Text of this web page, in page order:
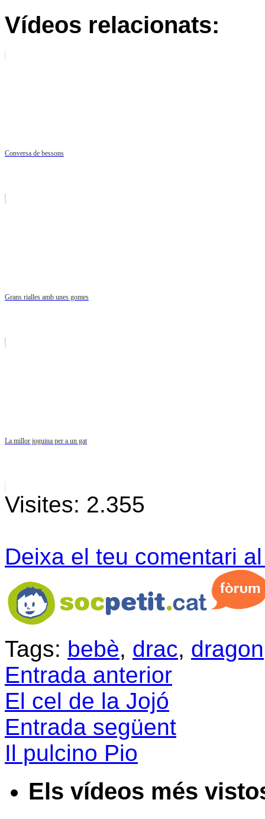
Vídeos relacionats:
Conversa de bessons
Grans rialles amb unes gomes
La millor joguina per a un gat
Visites: 2.355
Deixa el teu comentari
Tags: bebè, drac, dragon
Entrada anterior
El cel de la Jojó
Entrada següent
Il pulcino Pio
Els vídeos més